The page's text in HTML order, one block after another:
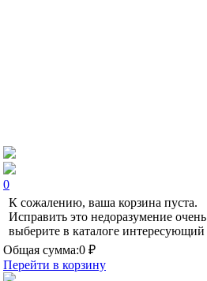
0
К сожалению, ваша корзина пуста.
Исправить это недоразумение
выберите в каталоге
Общая сумма:0 ₽
Перейти в корзину